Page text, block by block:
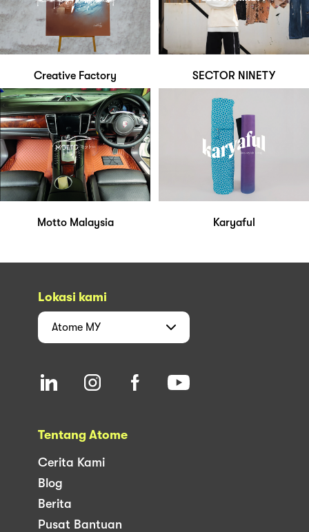
Creative Factory SECTOR NINETY
Motto Malaysia Karyaful
Lokasi kami
Atome MY
Tentang Atome
Cerita Kami
Blog
Berita
Pusat Bantuan